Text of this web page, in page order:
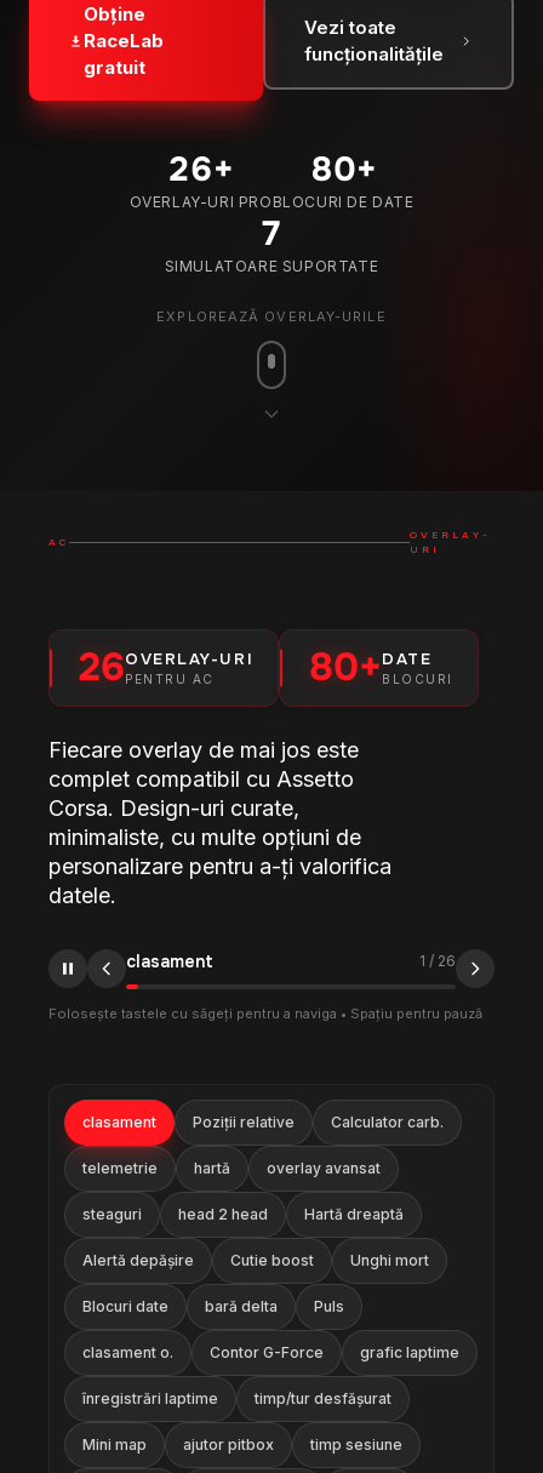
Obține
RaceLab
gratuit
Vezi toate
funcționalitățile
26+
OVERLAY-URI PRO
80+
BLOCURI DE DATE
7
SIMULATOARE SUPORTATE
EXPLOREAZĂ OVERLAY-URILE
AC
OVERLAY-
URI
26OVERLAY-URI
PENTRU AC 80+DATE
BLOCURI
Fiecare overlay de mai jos este
complet compatibil cu Assetto
Corsa. Design-uri curate,
minimaliste, cu multe opțiuni de
personalizare pentru a-ți valorifica
datele.
clasament 1 / 26
Folosește tastele cu săgeți pentru a naviga • Spațiu pentru pauză
clasament Poziții relative Calculator carb.
telemetrie hartă overlay avansat
steaguri head 2 head Hartă dreaptă
Alertă depășire Cutie boost Unghi mort
Blocuri date bară delta Puls
clasament o. Contor G-Force grafic laptime
înregistrări laptime timp/tur desfășurat
Mini map ajutor pitbox timp sesiune